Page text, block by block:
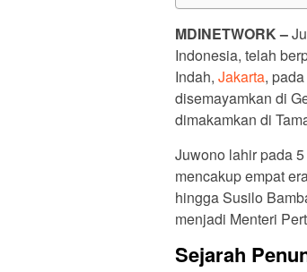
MDINETWORK –
Indonesia, telah
Indah, Jakarta,
disemayamkan di
dimakamkan di
Juwono lahir pada
mencakup empat
hingga Susilo
menjadi Menteri
Sejarah